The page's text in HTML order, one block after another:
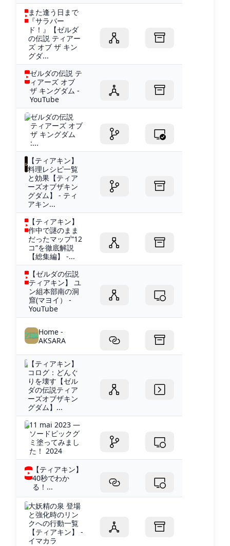
また逢う日まで
『サラバー
ド！』【ゼルダ
の伝説 ティアー
ズ オブ ザ キン
グダ...
ゼルダの伝説 テ
ィアーズ オブ
ザ キングダム -
YouTube
ゼルダの伝説
ティアーズ オブ
ザ キングダム
:...
【ティアキン】
料理レシピ一覧
と効果【ティア
ーズオブザキン
グダム】 - ティ
アキン...
【ティアキン】
作中で謎のまま
だったマップ“12
コ”を徹底解説
【総集編】 -...
【ゼルダの伝説
ティアキン】 ユ
ン組本部南の洞
窟(マヨイ） -
YouTube
Home -
AKSARA
【ティアキン】
コログ：どんぐ
りを壊す【ゼル
ダの伝説ティア
ーズオブザキン
グダム】...
11 mai 2023 —
ソードピックグ
ミ塗ってみまし
た！ 2024
【ティアキン】
40秒でわか
る！...
大妖精の泉 登場
と強化時のリン
クへの行動一覧
【ティアキン】 -
イマカラ